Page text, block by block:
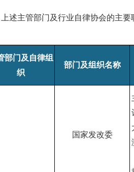
主管部门及行业自律协会的主要
部门及自律组
织
部门及组织名称
国家发改委